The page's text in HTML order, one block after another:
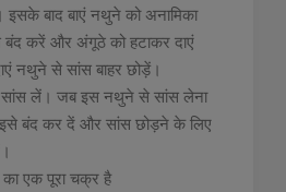
बाद बाएं नथुने को अनामिका
बंद करें और अंगूठे को हटाकर दाएं
नथुने से सांस बाहर छोड़ें।
सांस लें। जब इस नथुने से सांस लेना
इसे बंद कर दें और सांस छोड़ने के लिए
का एक पूरा चक्र है